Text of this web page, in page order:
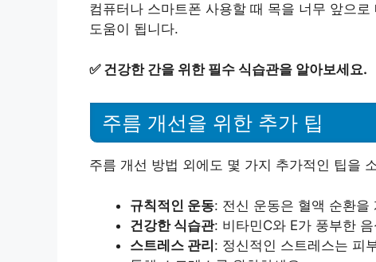
컴퓨터나 스마트폰 사용할 때 목을 너무 앞으
도움이 됩니다.
✅ 건강한 간을 위한 필수 식습관을 알아보세요.
주름 개선을 위한 추가 팁
주름 개선 방법 외에도 몇 가지 추가적인 팁을
규칙적인 운동: 전신 운동은 혈액 순환을
건강한 식습관: 비타민C와 E가 풍부한
스트레스 관리: 정신적인 스트레스는 피